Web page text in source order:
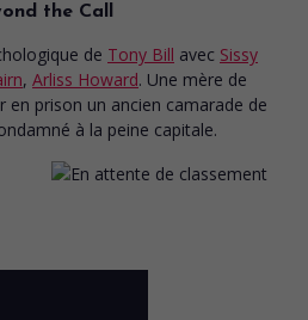
the Call
de Tony Bill avec Sissy
, Arliss Howard. Une mère de
en prison un ancien camarade de
à la peine capitale.